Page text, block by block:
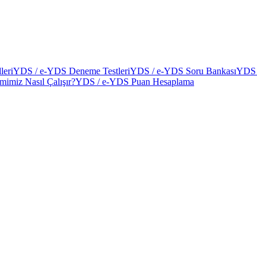
YDS / e-YDS Deneme TestleriYDS / e-YDS Soru BankasıYDS
Nasıl Çalışır?YDS / e-YDS Puan Hesaplama